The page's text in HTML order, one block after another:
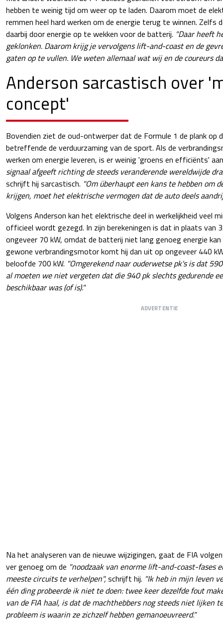
hebben te weinig tijd om weer op te laden. Daarom moet de
remmen heel hard werken om de energie terug te winnen. Zelfs
daarbij door energie op te wekken voor de batterij. "Daar heeft
geklonken. Daarom krijg je vervolgens lift-and-coast en de
gaten op te vullen. We weten allemaal wat wij en de coureurs
Anderson sarcastisch over
concept'
Bovendien ziet de oud-ontwerper dat de Formule 1 de plank op
betreffende de verduurzaming van de sport. Als de
werken om energie leveren, is er weinig 'groens en efficiënts'
signaal afgeeft richting de steeds veranderende wereldwijde
schrijft hij sarcastisch. "Om überhaupt een kans te hebben om
krijgen, moet het elektrische vermogen dat de auto deels
Volgens Anderson kan het elektrische deel in werkelijkheid veel
officieel wordt gezegd. In zijn berekeningen is dat in plaats van
ongeveer 70 kW, omdat de batterij niet lang genoeg energie
gewone verbrandingsmotor komt hij dan uit op ongeveer 440
beloofde 700 kW. "Omgerekend naar ouderwetse pk's is dat
al moeten we niet vergeten dat die 940 pk slechts gedurende
beschikbaar was (of is)."
ADVERTENTIE
Na het analyseren van de nieuwe wijzigingen, gaat de FIA
ver genoeg om de "noodzaak van enorme lift-and-coast-fases
meeste circuits te verhelpen",schrijft hij. "Ik heb in mijn leven
één ding probeerde ik niet te doen: twee keer dezelfde fout
van de FIA haal, is dat de machthebbers nog steeds niet lijken
probleem is waarin ze zichzelf hebben gemanoeuvreerd."